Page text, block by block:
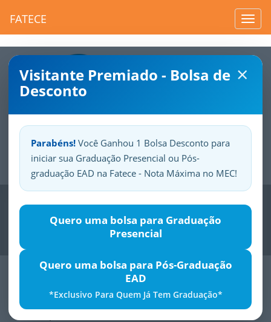
FATECE
×
Visitante Premiado - Bolsa de
Desconto
Parabéns! Você Ganhou 1 Bolsa Desconto para
iniciar sua Graduação Presencial ou Pós-
graduação EAD na Fatece - Nota Máxima no MEC!
Quero uma bolsa para Graduação
Presencial
Quero uma bolsa para Pós-Graduação
EAD
*Exclusivo Para Quem Já Tem Graduação*
SuaFatece.Seuorgulho.
Previous
Frase para reflexÃ£o!